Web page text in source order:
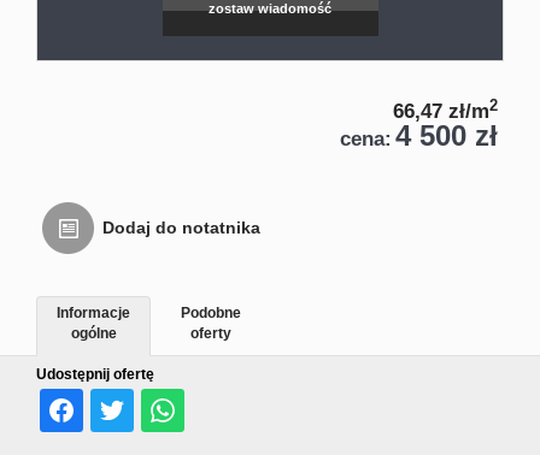
Leaflet|©
zostaw wiadomość
66,47 zł/m2
cena: 4 500 zł
Dodaj do notatnika
Udostępnij ofertę
Informacje
ogólne
Podobne
oferty